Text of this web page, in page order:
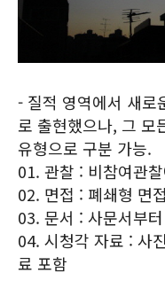
- 질적 영역에서 새로
로 출현했으나, 그 모
유형으로 구분 가능.
01. 관찰 : 비참여관
02. 면접 : 폐쇄형 면
03. 문서 : 사문서부
04. 시청각 자료 : 사
료 포함